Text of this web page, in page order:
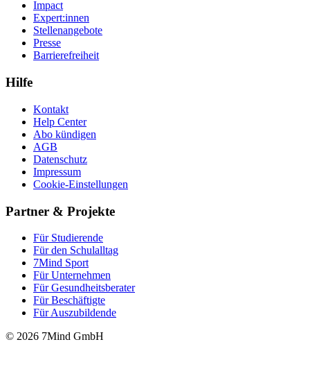
Impact
Expert:innen
Stellenangebote
Presse
Barrierefreiheit
Hilfe
Kontakt
Help Center
Abo kündigen
AGB
Datenschutz
Impressum
Cookie-Einstellungen
Partner & Projekte
Für Stu­die­rende
Für den Schulalltag
7Mind Sport
Für Unter­neh­men
Für Gesund­heits­be­ra­ter
Für Beschäftigte
Für Auszubildende
© 2026 7Mind GmbH